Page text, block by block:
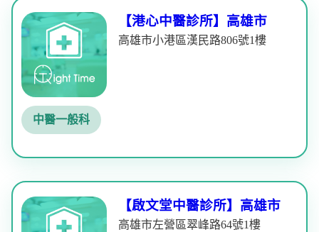
【港心中醫診所】高雄市
高雄市小港區漢民路806號1樓
中醫一般科
【啟文堂中醫診所】高雄市
高雄市左營區翠峰路64號1樓